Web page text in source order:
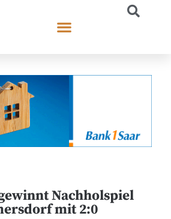
Nachholspiel
mit 2:0